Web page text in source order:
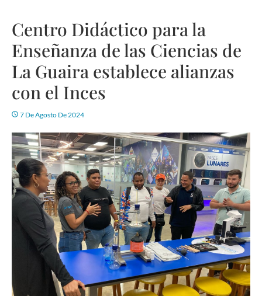
Centro Didáctico para la
Enseñanza de las Ciencias de
La Guaira establece alianzas
con el Inces
7 De Agosto De 2024